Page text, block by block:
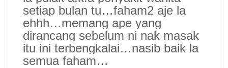
setiap bulan tu…faham2 aje la
ehhh…memang ape yang
dirancang sebelum ni nak masak
itu ini terbengkalai…nasib baik la
semua faham…